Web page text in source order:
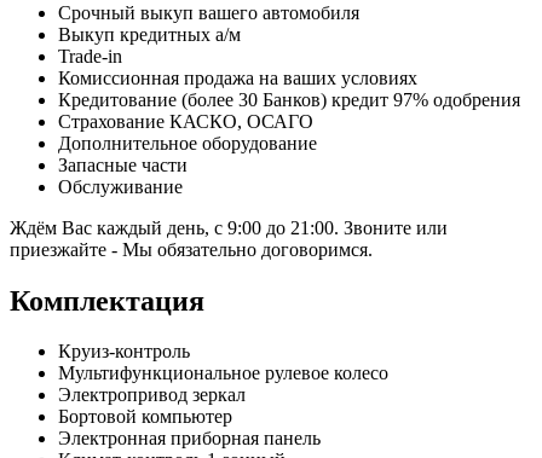
Срочный выкуп вашего автомобиля
Выкуп кредитных а/м
Trade-in
Комиссионная продажа на ваших условиях
Кредитование (более 30 Банков) кредит 97% одобрения
Страхование КАСКО, ОСАГО
Дополнительное оборудование
Запасные части
Обслуживание
Ждём Вас каждый день, с 9:00 до 21:00. Звоните или
приезжайте - Мы обязательно договоримся.
Комплектация
Круиз-контроль
Мультифункциональное рулевое колесо
Электропривод зеркал
Бортовой компьютер
Электронная приборная панель